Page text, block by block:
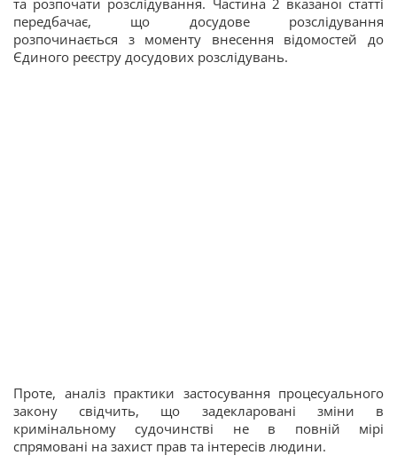
та розпочати розслідування. Частина 2 вказаної статті
передбачає, що досудове розслідування
розпочинається з моменту внесення відомостей до
Єдиного реєстру досудових розслідувань.
Проте, аналіз практики застосування процесуального
закону свідчить, що задекларовані зміни в
кримінальному судочинстві не в повній мірі
спрямовані на захист прав та інтересів людини.